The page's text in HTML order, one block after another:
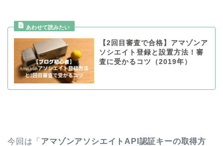
【2回目審査で合格】アマゾンア
ソシエイト登録と設置方法！審
査に受かるコツ（2019年）
今回は「 アマゾンアソシエイトAPI認証キーの取得方